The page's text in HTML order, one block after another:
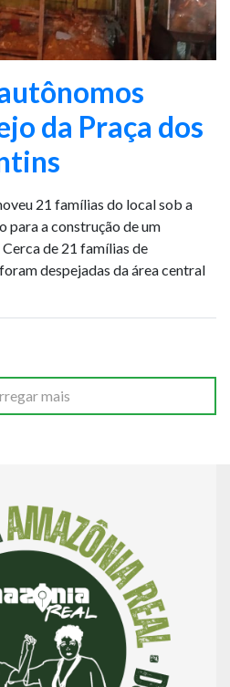
da Praça dos
21 famílias do local sob a
para a construção de um
de 21 famílias de
despejadas da área central
mais